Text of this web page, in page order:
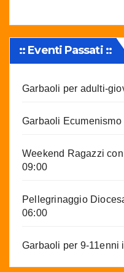
:: Eventi Passati ::
Garbaoli per adulti-
Garbaoli Ecumenismo
Weekend Ragazzi
09:00
Pellegrinaggio
06:00
Garbaoli per 9-11enni